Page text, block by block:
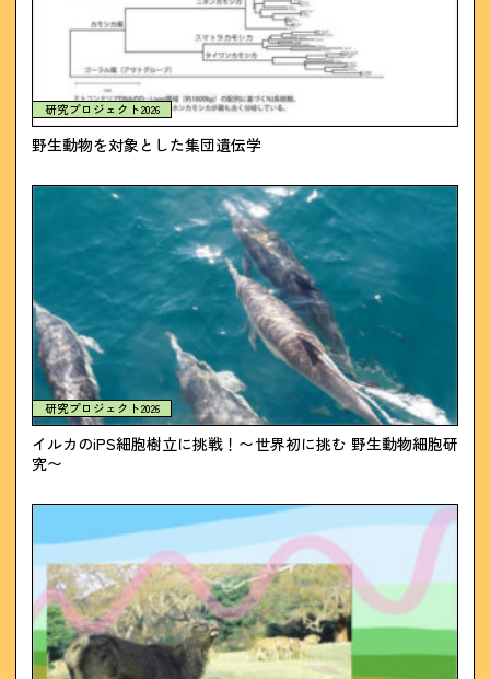
研究プロジェクト2026
野生動物を対象とした集団遺伝学
研究プロジェクト2026
イルカのiPS細胞樹立に挑戦！〜世界初に挑む 野生動物細胞研
究〜